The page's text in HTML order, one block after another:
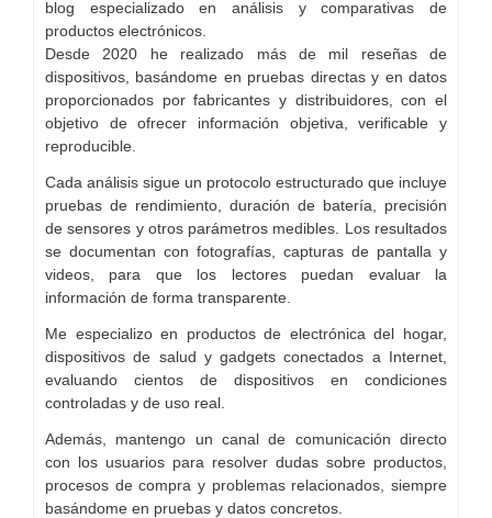
blog especializado en análisis y comparativas de
productos electrónicos.
Desde 2020 he realizado más de mil reseñas de
dispositivos, basándome en pruebas directas y en datos
proporcionados por fabricantes y distribuidores, con el
objetivo de ofrecer información objetiva, verificable y
reproducible.
Cada análisis sigue un protocolo estructurado que incluye
pruebas de rendimiento, duración de batería, precisión
de sensores y otros parámetros medibles. Los resultados
se documentan con fotografías, capturas de pantalla y
videos, para que los lectores puedan evaluar la
información de forma transparente.
Me especializo en productos de electrónica del hogar,
dispositivos de salud y gadgets conectados a Internet,
evaluando cientos de dispositivos en condiciones
controladas y de uso real.
Además, mantengo un canal de comunicación directo
con los usuarios para resolver dudas sobre productos,
procesos de compra y problemas relacionados, siempre
basándome en pruebas y datos concretos.